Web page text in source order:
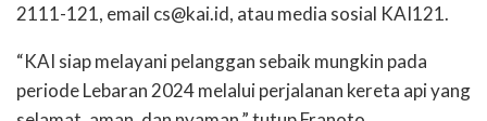
2111-121, email cs@kai.id, atau media sosial KAI121.
“KAI siap melayani pelanggan sebaik mungkin pada
periode Lebaran 2024 melalui perjalanan kereta api yang